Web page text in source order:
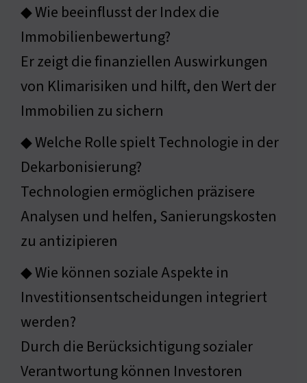
◆ Wie beeinflusst der Index die
Immobilienbewertung?
Er zeigt die finanziellen Auswirkungen
von Klimarisiken und hilft, den Wert der
Immobilien zu sichern
◆ Welche Rolle spielt Technologie in der
Dekarbonisierung?
Technologien ermöglichen präzisere
Analysen und helfen, Sanierungskosten
zu antizipieren
◆ Wie können soziale Aspekte in
Investitionsentscheidungen integriert
werden?
Durch die Berücksichtigung sozialer
Verantwortung können Investoren